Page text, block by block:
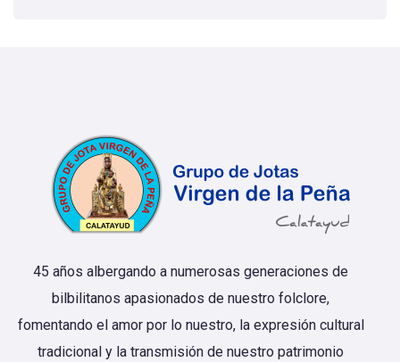
45 años albergando a numerosas generaciones de
bilbilitanos apasionados de nuestro folclore,
fomentando el amor por lo nuestro, la expresión cultural
tradicional y la transmisión de nuestro patrimonio